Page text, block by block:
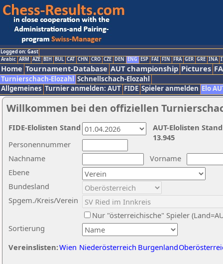
Logged on: Gast
Arabic ARM AZE BIH BUL CAT CHN CRO CZE DEN ENG ESP FAI FIN FRA GER GRE INA
Home Tournament-Database AUT championship Pictures
Turnierschach-Elozahl Schnellschach-Elozahl
Allgemeines Turnier anmelden: AUT FIDE Spieler anmelden Elo
Willkommen bei den offiziellen
Nachname
Vorname
Ebene
Sortierung
Personennummer
Bundesland
Spgem./Kreis/Verein
Nur "österreichische" Spieler
Vereinslisten:Wien Niederösterreich Burgenland
AUT-Elolisten
13.945
FIDE-Elolisten Stand